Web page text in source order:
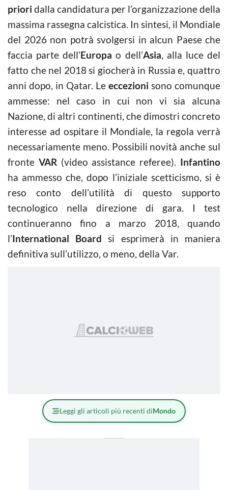
priori dalla candidatura per l’organizzazione della
massima rassegna calcistica. In sintesi, il Mondiale
del 2026 non potrà svolgersi in alcun Paese che
faccia parte dell’Europa o dell’Asia, alla luce del
fatto che nel 2018 si giocherà in Russia e, quattro
anni dopo, in Qatar. Le eccezioni sono comunque
ammesse: nel caso in cui non vi sia alcuna
Nazione, di altri continenti, che dimostri concreto
interesse ad ospitare il Mondiale, la regola verrà
necessariamente meno. Possibili novità anche sul
fronte VAR(video assistance referee). Infantino
ha ammesso che, dopo l’iniziale scetticismo, si è
reso conto dell’utilità di questo supporto
tecnologico nella direzione di gara. I test
continueranno fino a marzo 2018, quando
l’International Board si esprimerà in maniera
definitiva sull’utilizzo, o meno, della Var.
Leggi gli articoli più recenti diMondo